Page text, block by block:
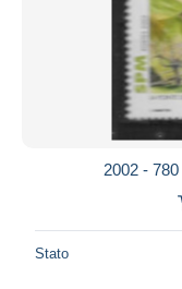
2002 -
Stato